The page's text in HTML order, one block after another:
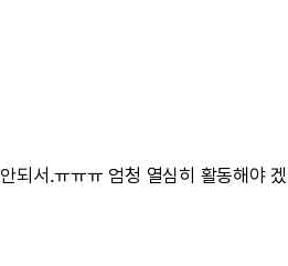
안되서.ㅠㅠㅠ 엄청 열심히 활동해야